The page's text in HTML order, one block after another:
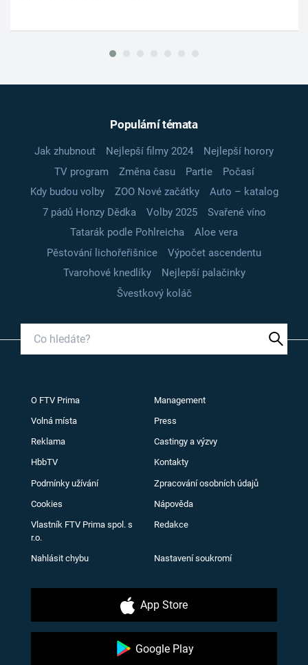
Populární témata
Jak zhubnout Nejlepší filmy 2024
Nejlepší horory
TV program
Změna času Partie
Počasí
Kdy budou volby
ZOO Nové začátky
Auto – katalog
7 pádů Honzy Dědka
Volby 2025
Svařené víno
Tatarák podle Pohlreicha
Aloe vera
Pěstování lichořeřišnice
Výpočet ascendentu
Tvarohové knedlíky
Nejlepší palačinky
Švestkový koláč
O FTV Prima Management
Volná místa Press
Reklama Castingy a výzvy
HbbTV Kontakty
Podmínky užívání Zpracování osobních údajů
Cookies Nápověda
Vlastník FTV Prima spol. s
r.o.
Redakce
Nahlásit chybu Nastavení soukromí
App Store
Google Play